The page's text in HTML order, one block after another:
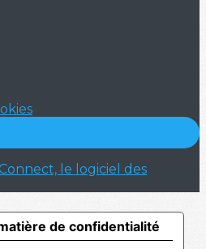
le logiciel des
de confidentialité